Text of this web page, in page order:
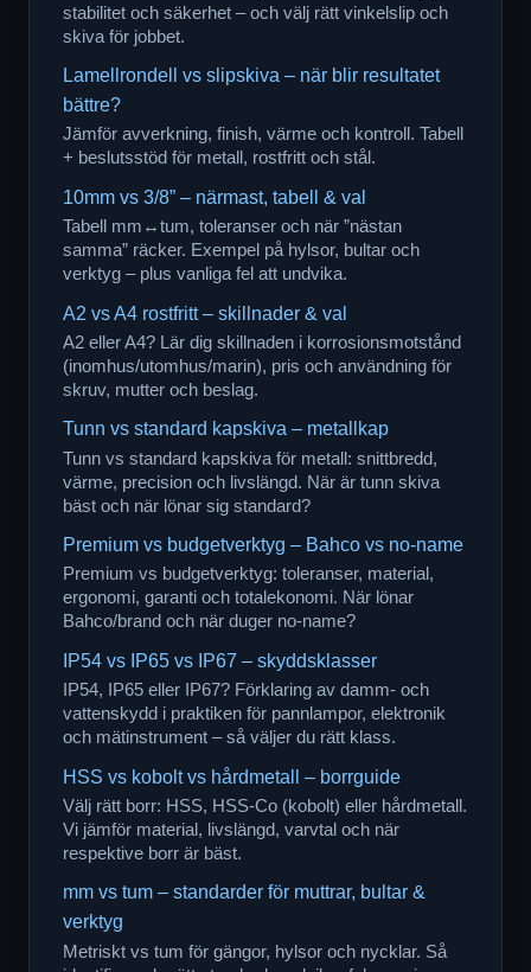
stabilitet och säkerhet – och välj rätt vinkelslip och
skiva för jobbet.
Lamellrondell vs slipskiva – när blir resultatet
bättre?
Jämför avverkning, finish, värme och kontroll. Tabell
+ beslutsstöd för metall, rostfritt och stål.
10mm vs 3/8” – närmast, tabell & val
Tabell mm↔tum, toleranser och när ”nästan
samma” räcker. Exempel på hylsor, bultar och
verktyg – plus vanliga fel att undvika.
A2 vs A4 rostfritt – skillnader & val
A2 eller A4? Lär dig skillnaden i korrosionsmotstånd
(inomhus/utomhus/marin), pris och användning för
skruv, mutter och beslag.
Tunn vs standard kapskiva – metallkap
Tunn vs standard kapskiva för metall: snittbredd,
värme, precision och livslängd. När är tunn skiva
bäst och när lönar sig standard?
Premium vs budgetverktyg – Bahco vs no-name
Premium vs budgetverktyg: toleranser, material,
ergonomi, garanti och totalekonomi. När lönar
Bahco/brand och när duger no-name?
IP54 vs IP65 vs IP67 – skyddsklasser
IP54, IP65 eller IP67? Förklaring av damm- och
vattenskydd i praktiken för pannlampor, elektronik
och mätinstrument – så väljer du rätt klass.
HSS vs kobolt vs hårdmetall – borrguide
Välj rätt borr: HSS, HSS-Co (kobolt) eller hårdmetall.
Vi jämför material, livslängd, varvtal och när
respektive borr är bäst.
mm vs tum – standarder för muttrar, bultar &
verktyg
Metriskt vs tum för gängor, hylsor och nycklar. Så